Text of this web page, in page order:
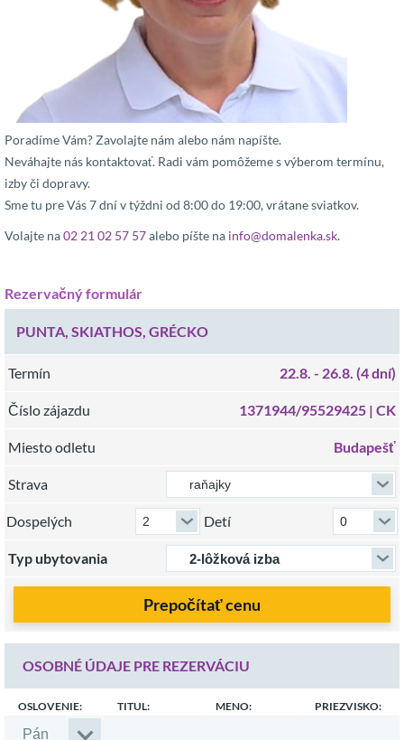
Poradíme Vám? Zavolajte nám alebo nám napíšte.
Neváhajte nás kontaktovať. Radi vám pomôžeme s výberom termínu,
izby či dopravy.
Sme tu pre Vás 7 dní v týždni od 8:00 do 19:00, vrátane sviatkov.
Volajte na02 21 02 57 57alebo píšte na info@domalenka.sk.
Rezervačný formulár
PUNTA, SKIATHOS, GRÉCKO
Termín 22.8. - 26.8. (4 dní)
Číslo zájazdu 1371944/95529425 | CK
Miesto odletu Budapešť
Strava
Dospelých Detí
Typ ubytovania
Prepočítať cenu
OSOBNÉ ÚDAJE PRE REZERVÁCIU
OSLOVENIE: TITUL: MENO: PRIEZVISKO: